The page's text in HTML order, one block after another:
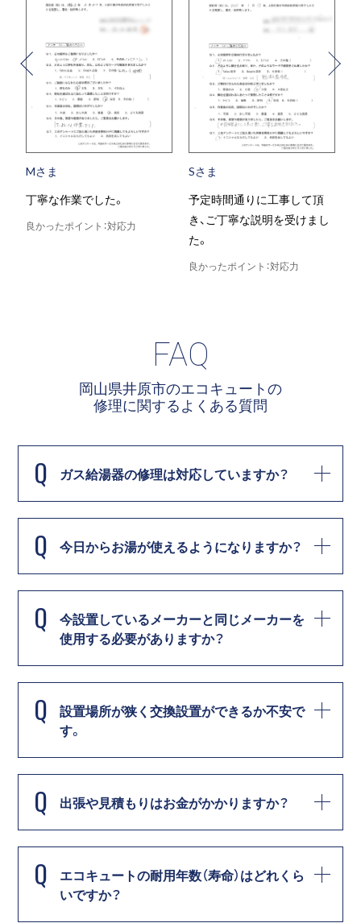
Mさま
丁寧な作業でした。
良かったポイント：対応力
Sさま
予定時間通りに工事して頂
き、ご丁寧な説明を受けまし
た。
良かったポイント：対応力
FAQ
岡山県井原市のエコキュートの
修理に関するよくある質問
Q ガス給湯器の修理は対応していますか？
Q 今日からお湯が使えるようになりますか？
Q
今設置しているメーカーと同じメーカーを
使用する必要がありますか？
Q
設置場所が狭く交換設置ができるか不安で
す。
Q 出張や見積もりはお金がかかりますか？
Q
エコキュートの耐用年数（寿命）はどれくら
いですか？